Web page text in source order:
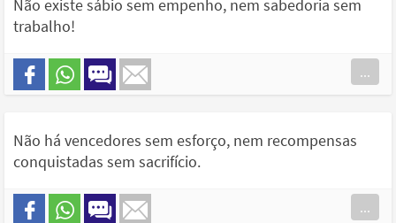
Não existe sábio sem empenho, nem sabedoria sem
trabalho!
...
Não há vencedores sem esforço, nem recompensas
conquistadas sem sacrifício.
...